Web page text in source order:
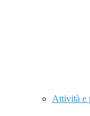
Attività e